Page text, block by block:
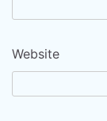
Website